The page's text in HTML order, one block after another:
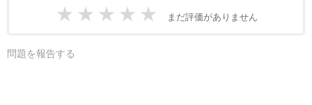
★ ★ ★ ★ ★ まだ評価がありません
問題を報告する